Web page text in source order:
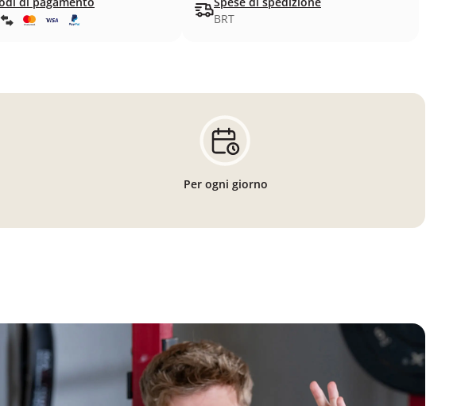
BRT
Per ogni giorno